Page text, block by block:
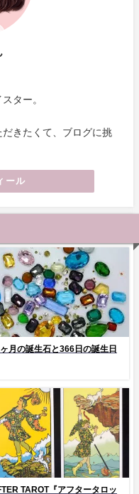
ター。
きたくて、ブログに挑
ール
月の誕生石と366日の誕生日
TAROT『アフタータロッ